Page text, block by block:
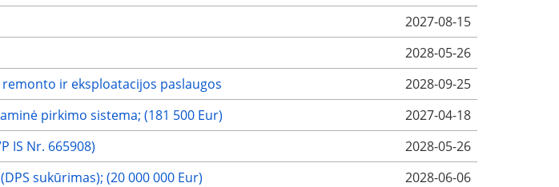
2027-08-15
2028-05-26
ir eksploatacijos paslaugos
2028-09-25
pirkimo sistema; (181 500 Eur)
2027-04-18
IS Nr. 665908)
2028-05-26
sukūrimas); (20 000 000 Eur)
2028-06-06